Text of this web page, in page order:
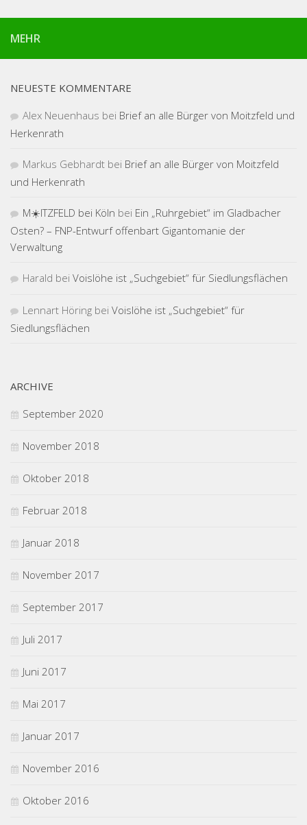
MEHR
NEUESTE KOMMENTARE
Alex Neuenhaus bei Brief an alle Bürger von Moitzfeld und
Herkenrath
Markus Gebhardt bei Brief an alle Bürger von Moitzfeld
und Herkenrath
M☀️ITZFELD bei Köln bei Ein „Ruhrgebiet“ im Gladbacher
Osten? – FNP-Entwurf offenbart Gigantomanie der
Verwaltung
Harald bei Voislöhe ist „Suchgebiet“ für Siedlungsflächen
Lennart Höring bei Voislöhe ist „Suchgebiet“ für
Siedlungsflächen
ARCHIVE
September 2020
November 2018
Oktober 2018
Februar 2018
Januar 2018
November 2017
September 2017
Juli 2017
Juni 2017
Mai 2017
Januar 2017
November 2016
Oktober 2016